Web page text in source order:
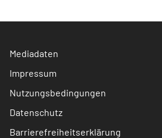
Mediadaten
Impressum
Nutzungsbedingungen
Datenschutz
Barrierefreiheitserklärung